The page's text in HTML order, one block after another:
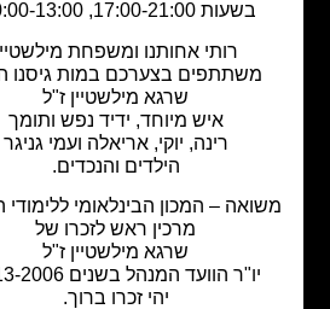
רותי אחותנו ומשפחת מילשטיין
משתתפים בצערכם במות גיסנו היקר
שרגא מילשטיין ז"ל
איש מיוחד, ידיד נפש ותומך
רינה, יוקי, אריאלה ועמי גניגר
הילדים והנכדים.
– המכון הבינלאומי ללימודי השואה
מרכין ראש לזכרו של
שרגא מילשטיין ז"ל
יו"ר הוועד המנהל בשנים 2013-2006
יהי זכרו ברוך.